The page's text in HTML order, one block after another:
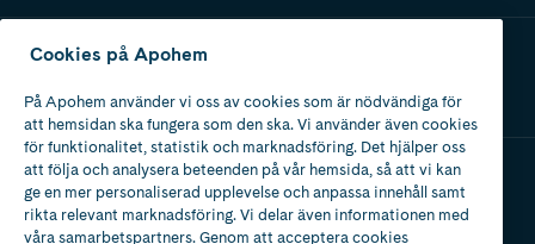
Ladda ner vår app
Apotek med tillstånd
av Läkemedelsverket
Cookies på Apohem
På Apohem använder vi oss av cookies som är nödvändiga för
att hemsidan ska fungera som den ska. Vi använder även cookies
för funktionalitet, statistik och marknadsföring. Det hjälper oss
att följa och analysera beteenden på vår hemsida, så att vi kan
ge en mer personaliserad upplevelse och anpassa innehåll samt
rikta relevant marknadsföring. Vi delar även informationen med
våra samarbetspartners. Genom att acceptera cookies